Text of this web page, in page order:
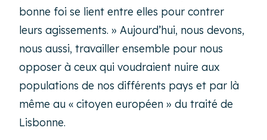
bonne foi se lient entre elles pour contrer
leurs agissements. » Aujourd’hui, nous devons,
nous aussi, travailler ensemble pour nous
opposer à ceux qui voudraient nuire aux
populations de nos différents pays et par là
même au « citoyen européen » du traité de
Lisbonne.